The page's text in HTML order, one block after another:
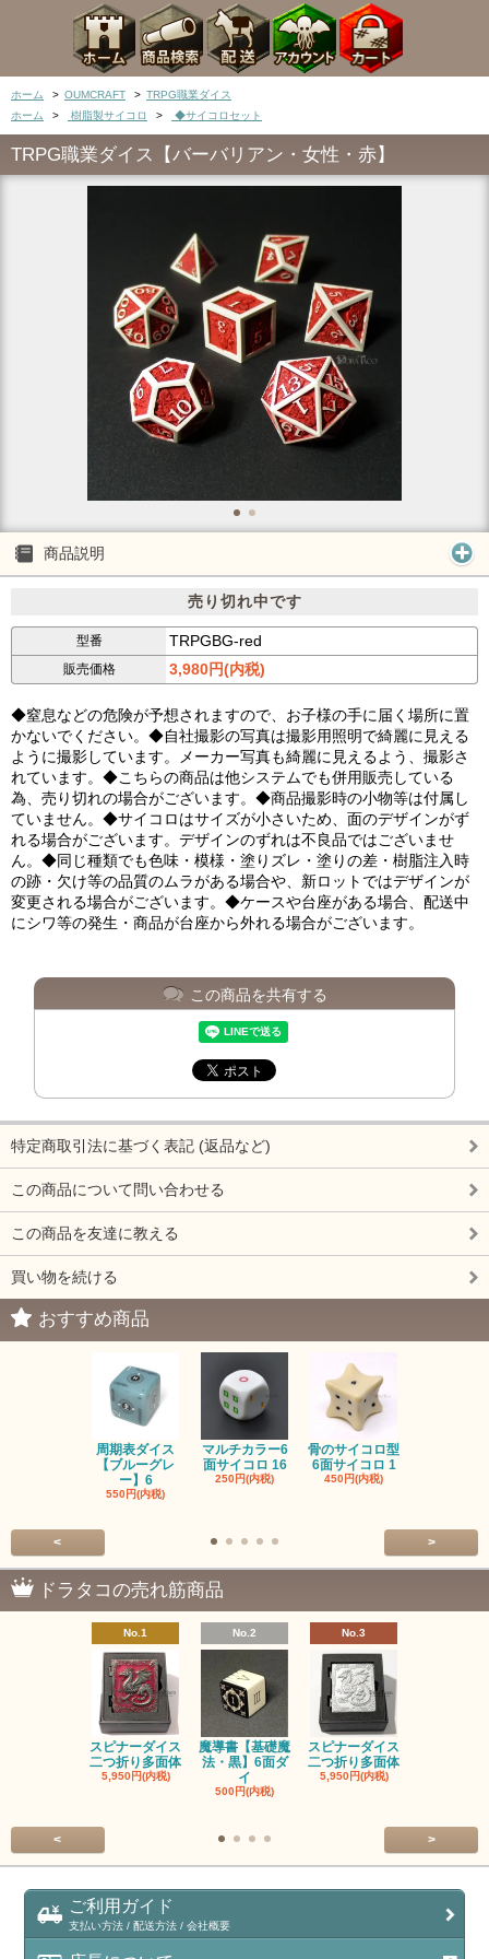
ホーム > OUMCRAFT > TRPG職業ダイス
ホーム
> 樹脂製サイコロ > ◆サイコロセット
TRPG職業ダイス【バーバリアン・女性・赤】
商品説明
売り切れ中です
型番 TRPGBG-red
販売価格 3,980円(内税)
◆窒息などの危険が予想されますので、お子様の手に届く場所に置
かないでください。◆自社撮影の写真は撮影用照明で綺麗に見える
ように撮影しています。メーカー写真も綺麗に見えるよう、撮影さ
れています。◆こちらの商品は他システムでも併用販売している
為、売り切れの場合がございます。◆商品撮影時の小物等は付属し
ていません。◆サイコロはサイズが小さいため、面のデザインがず
れる場合がございます。デザインのずれは不良品ではございませ
ん。◆同じ種類でも色味・模様・塗りズレ・塗りの差・樹脂注入時
の跡・欠け等の品質のムラがある場合や、新ロットではデザインが
変更される場合がございます。◆ケースや台座がある場合、配送中
にシワ等の発生・商品が台座から外れる場合がございます。
この商品を共有する
特定商取引法に基づく表記 (返品など)
この商品について問い合わせる
この商品を友達に教える
買い物を続ける
おすすめ商品
周期表ダイス
【ブルーグレ
ー】6
550円(内税)
マルチカラー6
面サイコロ 16
250円(内税)
骨のサイコロ型
6面サイコロ 1
450円(内税)
< >
ドラタコの売れ筋商品
No.1
スピナーダイス
二つ折り多面体
5,950円(内税)
No.2
魔導書【基礎魔
法・黒】6面ダ
イ
500円(内税)
No.3
スピナーダイス
二つ折り多面体
5,950円(内税)
< >
ご利用ガイド
支払い方法 / 配送方法 / 会社概要